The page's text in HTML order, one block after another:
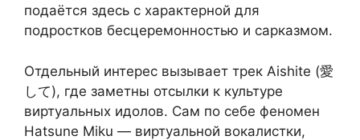
подаётся здесь с характерной для
подростков бесцеремонностью и сарказмом.
Отдельный интерес вызывает трек Aishite (愛
して), где заметны отсылки к культуре
виртуальных идолов. Сам по себе феномен
Hatsune Miku — виртуальной вокалистки,